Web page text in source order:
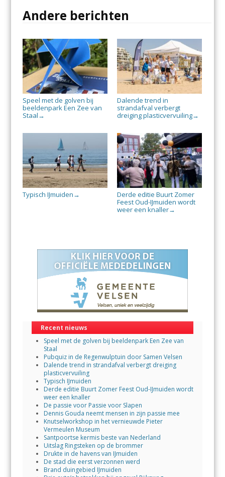
Andere berichten
Speel met de golven bij
beeldenpark Een Zee van
Staal →
Dalende trend in
strandafval verbergt
dreiging plasticvervuiling→
Typisch IJmuiden →
Derde editie Buurt Zomer
Feest Oud-IJmuiden wordt
weer een knaller→
Recent nieuws
Speel met de golven bij beeldenpark Een Zee van
Staal
Pubquiz in de Regenwulptuin door Samen Velsen
Dalende trend in strandafval verbergt dreiging
plasticvervuiling
Typisch IJmuiden
Derde editie Buurt Zomer Feest Oud-IJmuiden wordt
weer een knaller
De passie voor Passie voor Slapen
Dennis Gouda neemt mensen in zijn passie mee
Knutselworkshop in het vernieuwde Pieter
Vermeulen Museum
Santpoortse kermis beste van Nederland
Uitslag Ringsteken op de brommer
Drukte in de havens van IJmuiden
De stad die eerst verzonnen werd
Brand duingebied IJmuiden